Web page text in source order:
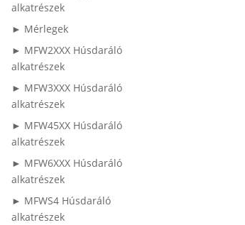
alkatrészek
► Mérlegek
► MFW2XXX Húsdaráló
alkatrészek
► MFW3XXX Húsdaráló
alkatrészek
► MFW45XX Húsdaráló
alkatrészek
► MFW6XXX Húsdaráló
alkatrészek
► MFWS4 Húsdaráló
alkatrészek